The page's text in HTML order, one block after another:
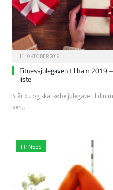
11. OKTOBER 2019
Fitnessjulegaven til ham 2019
liste
Står du og skal købe julegave til din
ven,…
FITNESS